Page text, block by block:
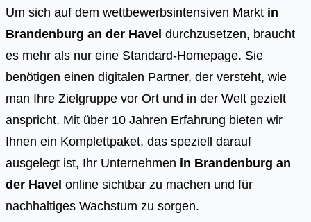
Um sich auf dem wettbewerbsintensiven Markt in
Brandenburg an der Havel durchzusetzen, braucht
es mehr als nur eine Standard-Homepage. Sie
benötigen einen digitalen Partner, der versteht, wie
man Ihre Zielgruppe vor Ort und in der Welt gezielt
anspricht. Mit über 10 Jahren Erfahrung bieten wir
Ihnen ein Komplettpaket, das speziell darauf
ausgelegt ist, Ihr Unternehmen in Brandenburg an
der Havel online sichtbar zu machen und für
nachhaltiges Wachstum zu sorgen.